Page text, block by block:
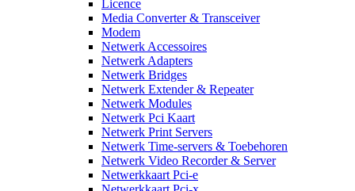
Licence
Media Converter & Transceiver
Modem
Netwerk Accessoires
Netwerk Adapters
Netwerk Bridges
Netwerk Extender & Repeater
Netwerk Modules
Netwerk Pci Kaart
Netwerk Print Servers
Netwerk Time-servers & Toebehoren
Netwerk Video Recorder & Server
Netwerkkaart Pci-e